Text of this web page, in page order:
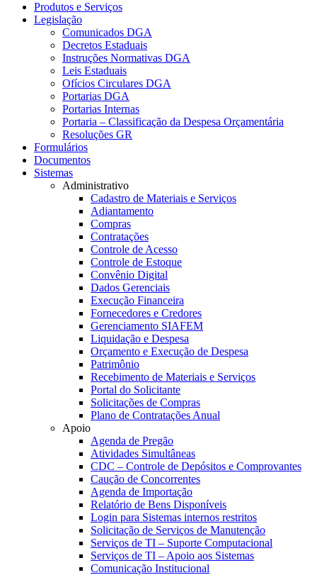
Produtos e Serviços
Legislação
Comunicados DGA
Decretos Estaduais
Instruções Normativas DGA
Leis Estaduais
Ofícios Circulares DGA
Portarias DGA
Portarias Internas
Portaria – Classificação da Despesa Orçamentária
Resoluções GR
Formulários
Documentos
Sistemas
Administrativo
Cadastro de Materiais e Serviços
Adiantamento
Compras
Contratações
Controle de Acesso
Controle de Estoque
Convênio Digital
Dados Gerenciais
Execução Financeira
Fornecedores e Credores
Gerenciamento SIAFEM
Liquidação e Despesa
Orçamento e Execução de Despesa
Patrimônio
Recebimento de Materiais e Serviços
Portal do Solicitante
Solicitações de Compras
Plano de Contratações Anual
Apoio
Agenda de Pregão
Atividades Simultâneas
CDC – Controle de Depósitos e Comprovantes
Caução de Concorrentes
Agenda de Importação
Relatório de Bens Disponíveis
Login para Sistemas internos restritos
Solicitação de Serviços de Manutenção
Serviços de TI – Suporte Computacional
Serviços de TI – Apoio aos Sistemas
Comunicação Institucional